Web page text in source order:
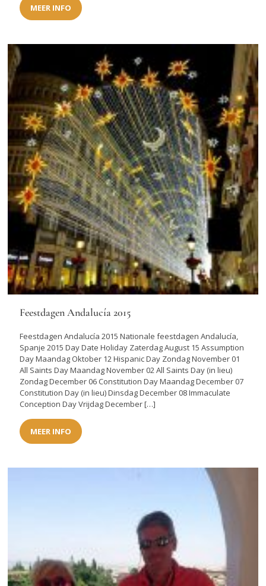
MEER INFO
Feestdagen Andalucía 2015
Feestdagen Andalucía 2015 Nationale feestdagen Andalucía,
Spanje 2015 Day Date Holiday Zaterdag August 15 Assumption
Day Maandag Oktober 12 Hispanic Day Zondag November 01
All Saints Day Maandag November 02 All Saints Day (in lieu)
Zondag December 06 Constitution Day Maandag December 07
Constitution Day (in lieu) Dinsdag December 08 Immaculate
Conception Day Vrijdag December […]
MEER INFO